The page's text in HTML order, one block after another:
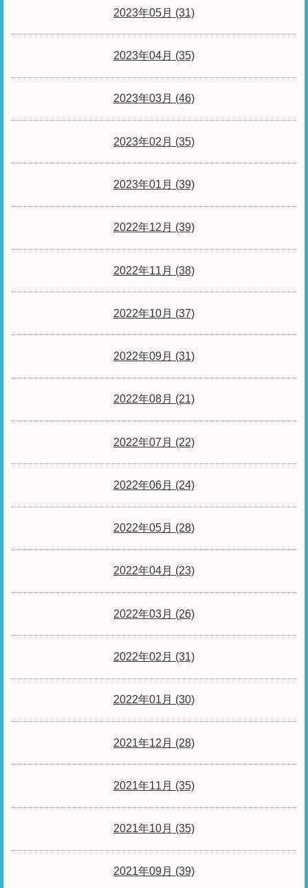
2023年05月 (31)
2023年04月 (35)
2023年03月 (46)
2023年02月 (35)
2023年01月 (39)
2022年12月 (39)
2022年11月 (38)
2022年10月 (37)
2022年09月 (31)
2022年08月 (21)
2022年07月 (22)
2022年06月 (24)
2022年05月 (28)
2022年04月 (23)
2022年03月 (26)
2022年02月 (31)
2022年01月 (30)
2021年12月 (28)
2021年11月 (35)
2021年10月 (35)
2021年09月 (39)